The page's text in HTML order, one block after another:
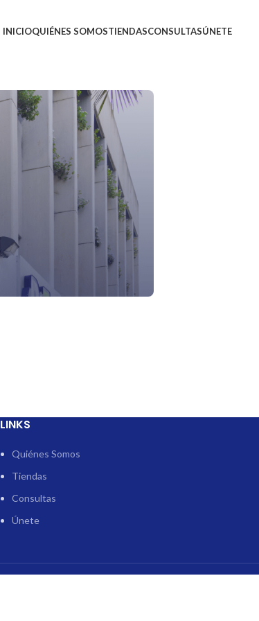
INICIOQUIÉNES SOMOSTIENDASCONSULTASÚNETE
LINKS
Quiénes Somos
Tiendas
Consultas
Únete